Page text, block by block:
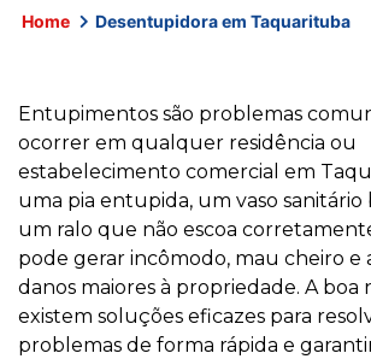
Home Desentupidora em Taquarituba
Entupimentos são problemas
ocorrer em qualquer residência ou
estabelecimento comercial em
uma pia entupida, um vaso
um ralo que não escoa
pode gerar incômodo, mau cheiro e
danos maiores à propriedade. A boa
existem soluções eficazes para
problemas de forma rápida e